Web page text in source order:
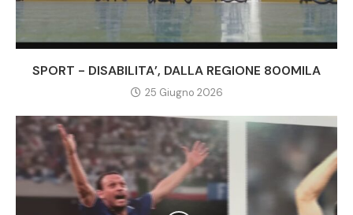
SPORT - DISABILITA’, DALLA REGIONE 800MILA
25 Giugno 2026